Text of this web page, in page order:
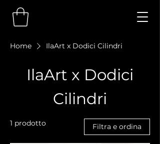
Home IlaArt x Dodici Cilindri
IlaArt x Dodici
Cilindri
1 prodotto Filtra e ordina